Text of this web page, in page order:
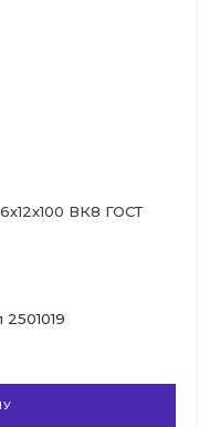
ВК8 ГОСТ
2501019